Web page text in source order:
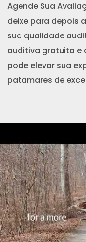
Agende Sua
deixe para depois
sua qualidade
auditiva gratuita e
pode elevar sua
patamares de